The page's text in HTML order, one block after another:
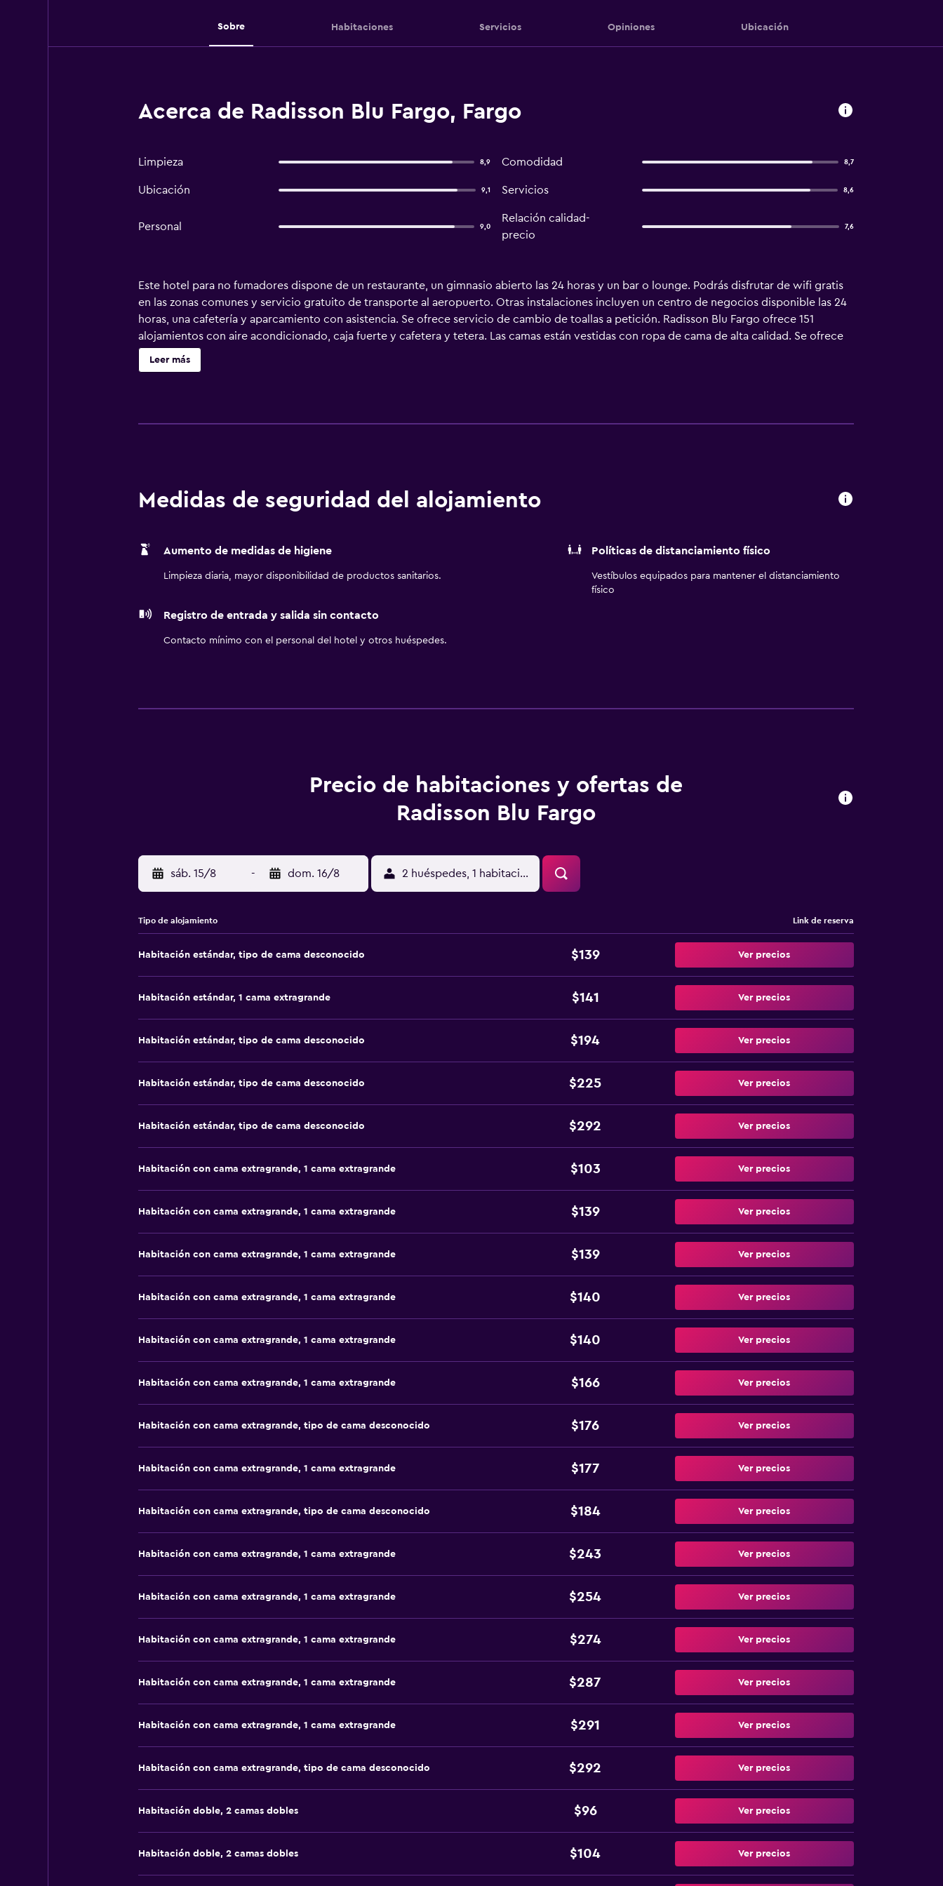
Sobre Habitaciones Servicios Opiniones Ubicación
Acerca de Radisson Blu Fargo, Fargo
Limpieza 8,9 Comodidad 8,7
Ubicación 9,1 Servicios 8,6
Personal 9,0
Relación calidad-
precio
7,6
Este hotel para no fumadores dispone de un restaurante, un gimnasio abierto las 24 horas y un bar o lounge. Podrás disfrutar de wifi gratis
en las zonas comunes y servicio gratuito de transporte al aeropuerto. Otras instalaciones incluyen un centro de negocios disponible las 24
horas, una cafetería y aparcamiento con asistencia. Se ofrece servicio de cambio de toallas a petición. Radisson Blu Fargo ofrece 151
alojamientos con aire acondicionado, caja fuerte y cafetera y tetera. Las camas están vestidas con ropa de cama de alta calidad. Se ofrece
una televisión de pantalla plana de 43 pulgadas con canales por cable. Los baños están equipados con ducha, artículos de higiene personal
gratuitos y secador de pelo. Este hotel en Fargo ofrece acceso a Internet wifi gratis. Entre las comodidades especialmente pensadas para
Leer más
Medidas de seguridad del alojamiento
Aumento de medidas de higiene
Limpieza diaria, mayor disponibilidad de productos sanitarios.
Políticas de distanciamiento físico
Vestíbulos equipados para mantener el distanciamiento
físico
Registro de entrada y salida sin contacto
Contacto mínimo con el personal del hotel y otros huéspedes.
Precio de habitaciones y ofertas de
Radisson Blu Fargo
sáb. 15/8 - dom. 16/8 2 huéspedes, 1 habitación
Tipo de alojamiento Link de reserva
Habitación estándar, tipo de cama desconocido $139 Ver precios
Habitación estándar, 1 cama extragrande $141 Ver precios
Habitación estándar, tipo de cama desconocido $194 Ver precios
Habitación estándar, tipo de cama desconocido $225 Ver precios
Habitación estándar, tipo de cama desconocido $292 Ver precios
Habitación con cama extragrande, 1 cama extragrande $103 Ver precios
Habitación con cama extragrande, 1 cama extragrande $139 Ver precios
Habitación con cama extragrande, 1 cama extragrande $139 Ver precios
Habitación con cama extragrande, 1 cama extragrande $140 Ver precios
Habitación con cama extragrande, 1 cama extragrande $140 Ver precios
Habitación con cama extragrande, 1 cama extragrande $166 Ver precios
Habitación con cama extragrande, tipo de cama desconocido $176 Ver precios
Habitación con cama extragrande, 1 cama extragrande $177 Ver precios
Habitación con cama extragrande, tipo de cama desconocido $184 Ver precios
Habitación con cama extragrande, 1 cama extragrande $243 Ver precios
Habitación con cama extragrande, 1 cama extragrande $254 Ver precios
Habitación con cama extragrande, 1 cama extragrande $274 Ver precios
Habitación con cama extragrande, 1 cama extragrande $287 Ver precios
Habitación con cama extragrande, 1 cama extragrande $291 Ver precios
Habitación con cama extragrande, tipo de cama desconocido $292 Ver precios
Habitación doble, 2 camas dobles $96 Ver precios
Habitación doble, 2 camas dobles $104 Ver precios